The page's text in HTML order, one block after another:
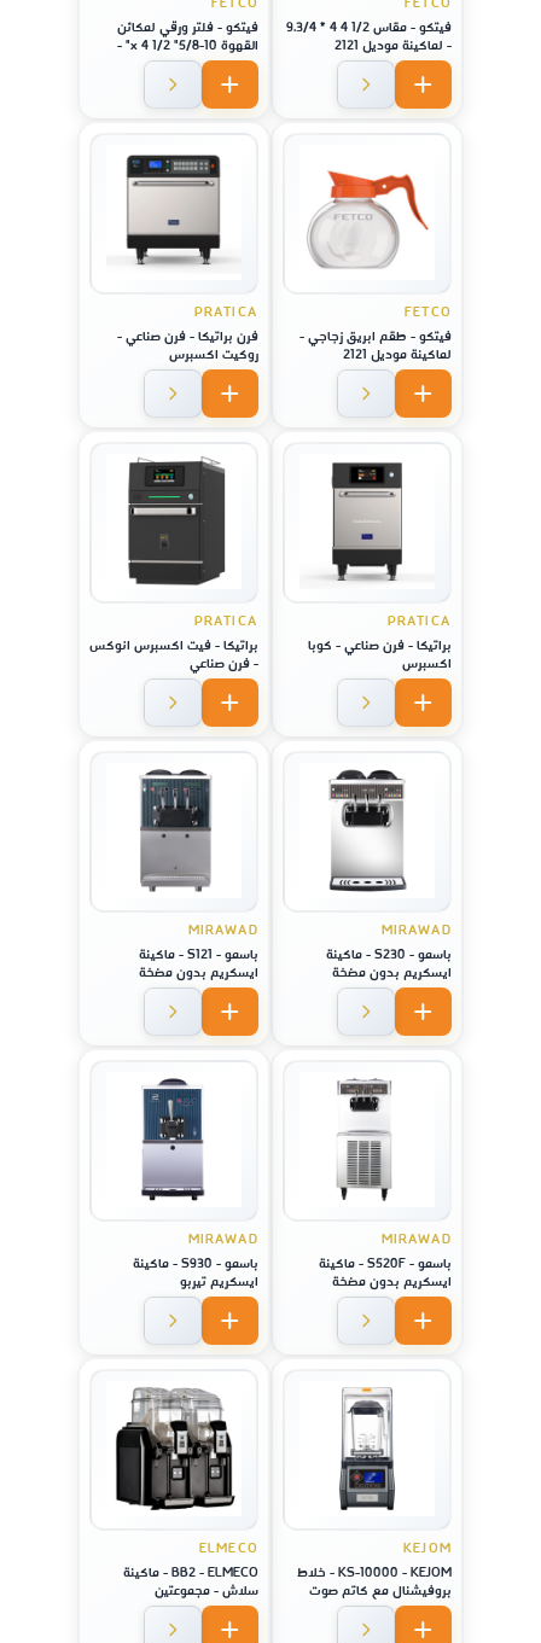
فيتكو - مقاس 1/2 4 4 * 9.3/4
- لماكينة موديل 2121
فيتكو - فلتر ورقي لمكائن
القهوة 10-5/8" x 4 1/2" -
لماكينة موديل 1221
FETCO
فيتكو - طقم ابريق زجاجي -
لماكينة موديل 2121
PRATICA
فرن براتيكا - فرن صناعي -
روكيت اكسبرس
PRATICA
براتيكا - فرن صناعي - كوبا
اكسبرس
PRATICA
براتيكا - فيت اكسبرس انوكس
- فرن صناعي
MIRAWAD
باسمو - S230 - ماكينة
ايسكريم بدون مضخة
MIRAWAD
باسمو - S121 - ماكينة
ايسكريم بدون مضخة
MIRAWAD
باسمو - S520F - ماكينة
ايسكريم بدون مضخة
MIRAWAD
باسمو - S930 - ماكينة
ايسكريم تيربو
KEJOM
KS-10000 - KEJOM - خلاط
بروفيشنال مع كاتم صوت
وشاشة لمس ستايل امريكي
ELMECO
BB2 - ELMECO - ماكينة
سلاش - مجموعتين